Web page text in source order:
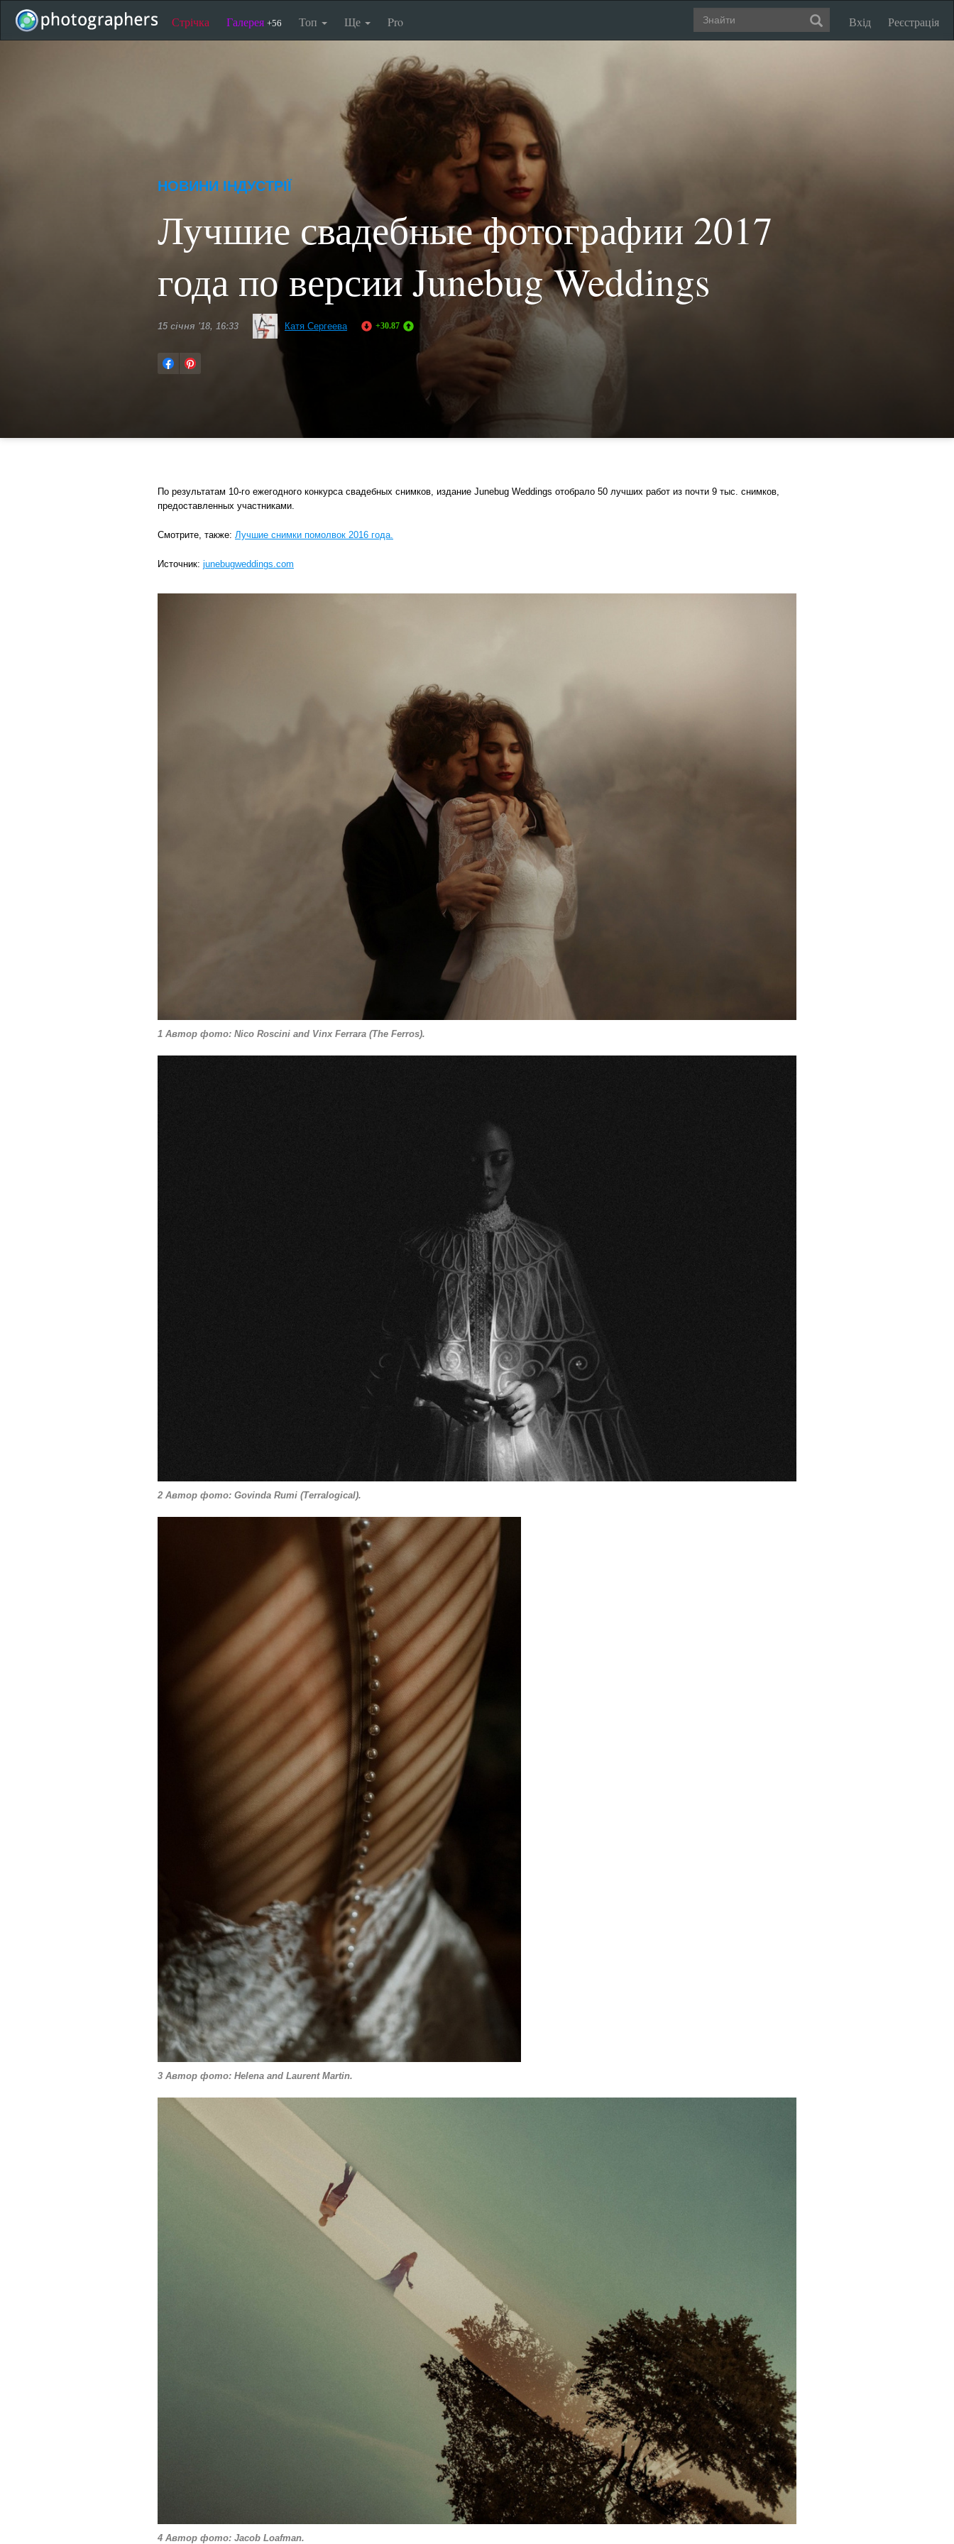
Стрічка Галерея +56 Топ Ще Pro Вхід Реєстрація
НОВИНИ ІНДУСТРІЇ
Лучшие свадебные фотографии 2017
года по версии Junebug Weddings
15 січня '18, 16:33 Катя Сергеева +30.87
По результатам 10-го ежегодного конкурса свадебных снимков, издание Junebug Weddings отобрало 50 лучших работ из почти 9 тыс. снимков,
предоставленных участниками.
Смотрите, также: Лучшие снимки помолвок 2016 года.
Источник: junebugweddings.com
1 Автор фото: Nico Roscini and Vinx Ferrara (The Ferros).
2 Автор фото: Govinda Rumi (Terralogical).
3 Автор фото: Helena and Laurent Martin.
4 Автор фото: Jacob Loafman.